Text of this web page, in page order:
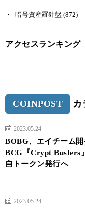
暗号資産羅針盤 (872)
アクセスランキング
COINPOST カ
2023.05.24
BOBG、エイチーム開
BCG『Crypt Busters
自トークン発行へ
2023.05.24